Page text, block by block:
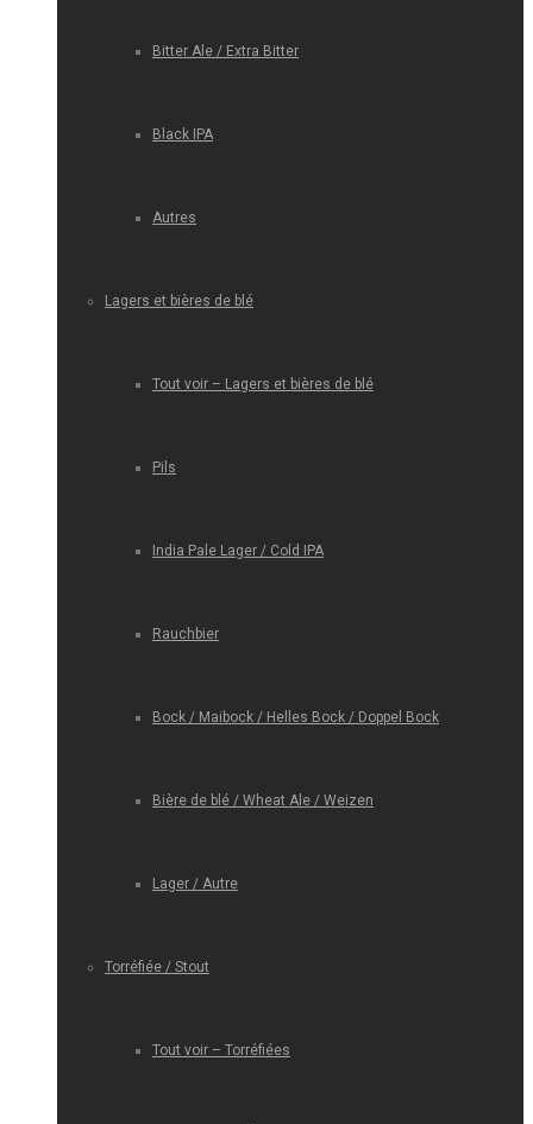
Bitter Ale / Extra Bitter
Black IPA
Autres
Lagers et bières de blé
Tout voir – Lagers et bières de blé
Pils
India Pale Lager / Cold IPA
Rauchbier
Bock / Maibock / Helles Bock / Doppel Bock
Bière de blé / Wheat Ale / Weizen
Lager / Autre
Torréfiée / Stout
Tout voir – Torréfiées